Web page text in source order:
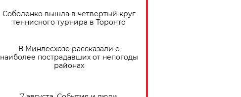
Соболенко вышла в четвертый круг
теннисного турнира в Торонто
В Минлесхозе рассказали о
наиболее пострадавших от непогоды
районах